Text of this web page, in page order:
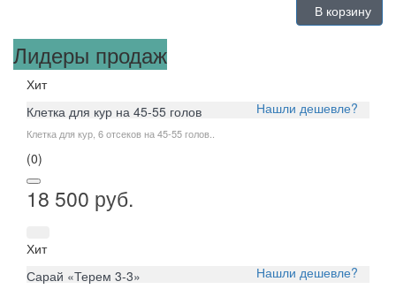
В корзину
Лидеры продаж
Хит
Нашли дешевле?
Клетка для кур на 45-55 голов
Клетка для кур, 6 отсеков на 45-55 голов..
(0)
18 500 руб.
Хит
Нашли дешевле?
Сарай «Терем 3-3»